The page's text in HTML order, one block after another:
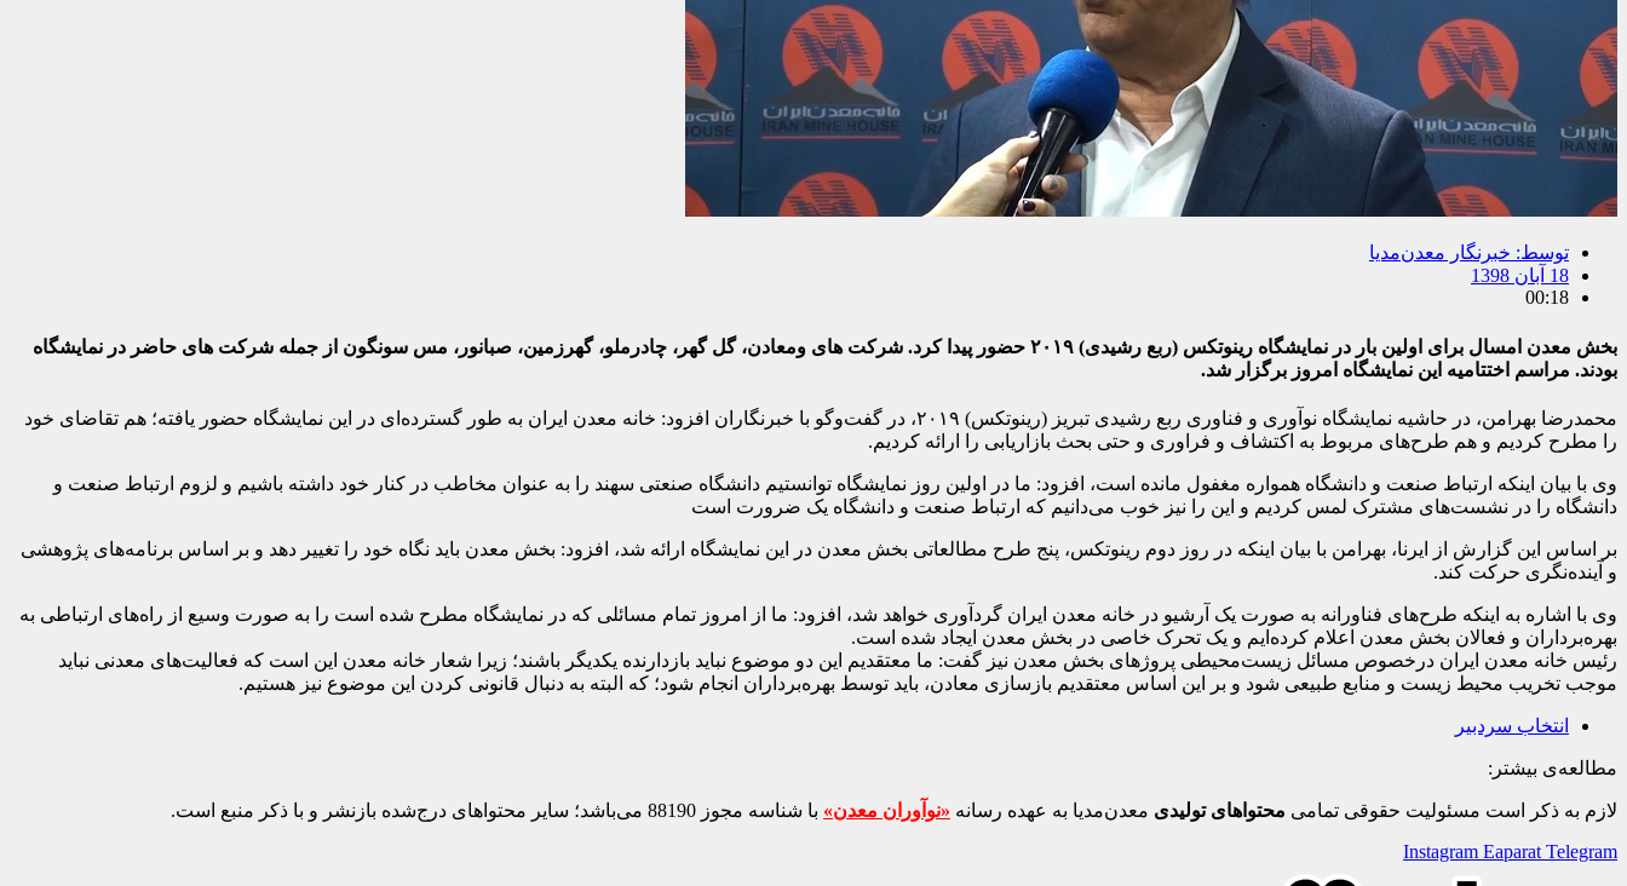
توسط: خبرنگار معدن‌مدیا
18 آبان 1398
00:18
بخش معدن امسال برای اولین بار در نمایشگاه رینوتکس (ربع رشیدی) ۲۰۱۹ حضور پیدا کرد. شرکت های ومعادن، گل گهر، چادرملو، گهرزمین، صبانور، مس سونگون از جمله شرکت های حاضر در نمایشگاه
بودند. مراسم اختتامیه این نمایشگاه امروز برگزار شد.
محمدرضا بهرامن، در حاشیه نمایشگاه نوآوری و فناوری ربع رشیدی تبریز (رینوتکس) ۲۰۱۹، در گفت‌و‌گو با خبرنگاران افزود: خانه معدن ایران به طور گسترده‌ای در این نمایشگاه حضور یافته؛ هم تقاضای خود
را مطرح کردیم و هم طرح‌های مربوط به اکتشاف و فراوری و حتی بحث بازاریابی را ارائه کردیم.
وی با بیان اینکه ارتباط صنعت و دانشگاه همواره مغفول مانده است، افزود: ما در اولین روز نمایشگاه توانستیم دانشگاه صنعتی سهند را به عنوان مخاطب در کنار خود داشته باشیم و لزوم ارتباط صنعت و
دانشگاه را در نشست‌های مشترک لمس کردیم و این را نیز خوب می‌دانیم که ارتباط صنعت و دانشگاه یک ضرورت است
بر اساس این گزارش از ایرنا، بهرامن با بیان اینکه در روز دوم رینوتکس، پنج طرح مطالعاتی بخش معدن در این نمایشگاه ارائه شد، افزود: بخش معدن باید نگاه خود را تغییر دهد و بر اساس برنامه‌های پژوهشی
و آینده‌نگری حرکت کند.
وی با اشاره به اینکه طرح‌های فناورانه به صورت یک آرشیو در خانه معدن ایران گردآوری خواهد شد، افزود: ما از امروز تمام مسائلی که در نمایشگاه مطرح شده است را به صورت وسیع از راه‌های ارتباطی به
بهره‌برداران و فعالان بخش معدن اعلام کرده‌ایم و یک تحرک خاصی در بخش معدن ایجاد شده است.
رئیس خانه معدن ایران درخصوص مسائل زیست‌محیطی پروژهای بخش معدن نیز گفت: ما معتقدیم این دو موضوع نباید بازدارنده یکدیگر باشند؛ زیرا شعار خانه معدن این است که فعالیت‌های معدنی نباید
موجب تخریب محیط زیست و منابع طبیعی شود و بر این اساس معتقدیم بازسازی معادن، باید توسط بهره‌برداران انجام شود؛ که البته به دنبال قانونی کردن این موضوع نیز هستیم.
انتخاب سردبیر
مطالعه‌ی بیشتر:
لازم به ذکر است مسئولیت حقوقی تمامی محتواهای تولیدی معدن‌مدیا به عهده رسانه «نوآوران معدن» با شناسه مجوز 88190 می‌باشد؛ سایر محتواهای درج‌شده بازنشر و با ذکر منبع است.
Instagram Eaparat Telegram